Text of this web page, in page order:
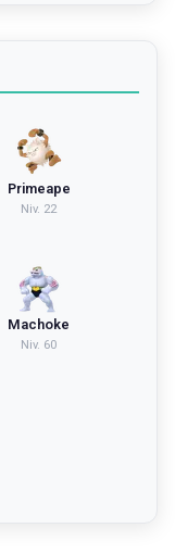
Primeape
Niv. 22
Machoke
Niv. 60